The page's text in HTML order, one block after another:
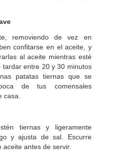
removiendo de vez en
confitarse en el aceite, y
al aceite mientras esté
entre 20 y 30 minutos
patatas tiernas que se
de tus comensales
casa.
tiernas y ligeramente
y ajusta de sal. Escurre
antes de servir.